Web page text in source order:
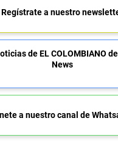
Regístrate a nuestro
de EL COLOMBIANO
News
a nuestro canal de